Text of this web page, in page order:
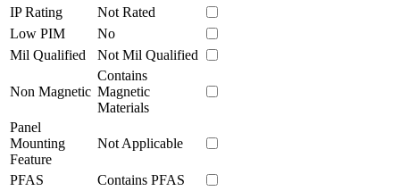
IP Rating
Not Rated
Low PIM
No
Mil Qualified
Not Mil Qualified
Non Magnetic
Contains
Magnetic
Materials
Panel
Mounting
Feature
Not Applicable
PFAS
Contains PFAS